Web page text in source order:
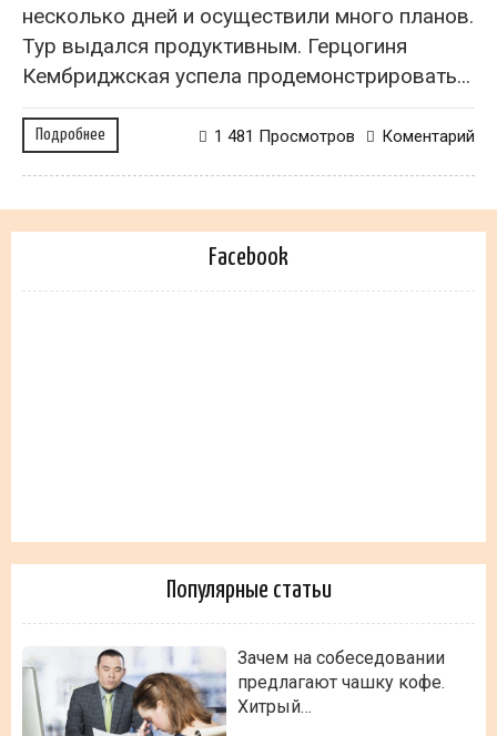
несколько дней и осуществили много планов.
Тур выдался продуктивным. Герцогиня
Кембриджская успела продемонстрировать...
Подробнее Коментарий
1 481 Просмотров
Facebook
Популярные статьи
Зачем на собеседовании
предлагают чашку кофе.
Хитрый…